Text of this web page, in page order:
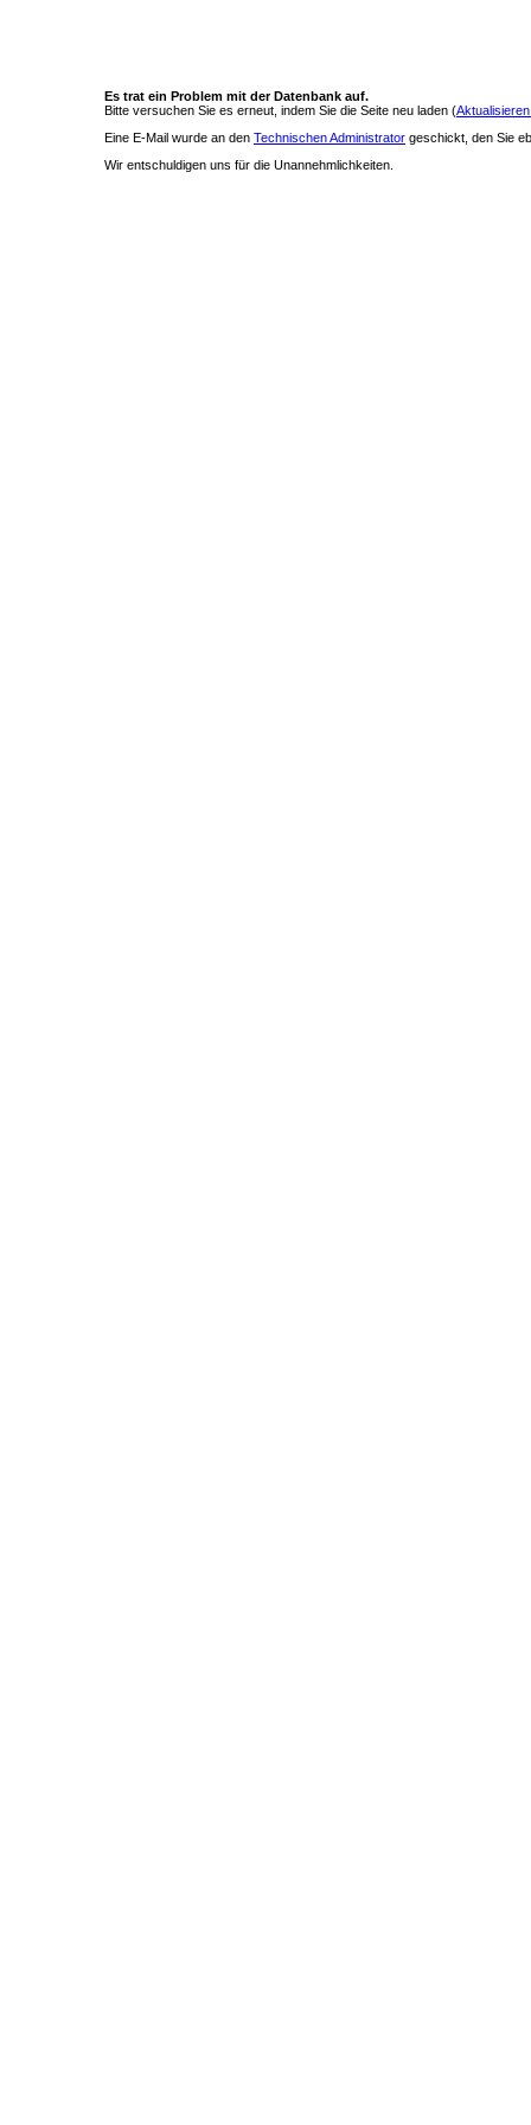
Es trat ein Problem mit der Datenbank auf.
Bitte versuchen Sie es erneut, indem Sie die Seite neu laden (
Eine E-Mail wurde an den Technischen Administrator geschickt, den Sie
Wir entschuldigen uns für die Unannehmlichkeiten.